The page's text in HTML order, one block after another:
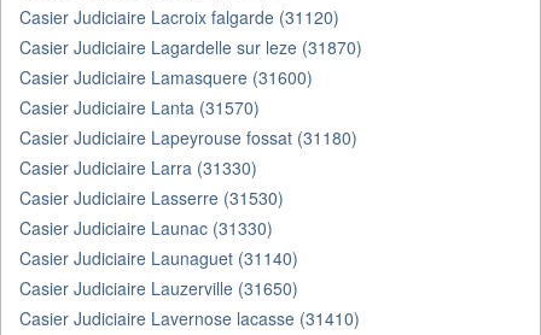
Casier Judiciaire Lacroix falgarde (31120)
Casier Judiciaire Lagardelle sur leze (31870)
Casier Judiciaire Lamasquere (31600)
Casier Judiciaire Lanta (31570)
Casier Judiciaire Lapeyrouse fossat (31180)
Casier Judiciaire Larra (31330)
Casier Judiciaire Lasserre (31530)
Casier Judiciaire Launac (31330)
Casier Judiciaire Launaguet (31140)
Casier Judiciaire Lauzerville (31650)
Casier Judiciaire Lavernose lacasse (31410)